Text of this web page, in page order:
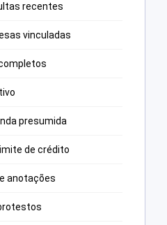
recentes
vinculadas
presumida
de crédito
anotações